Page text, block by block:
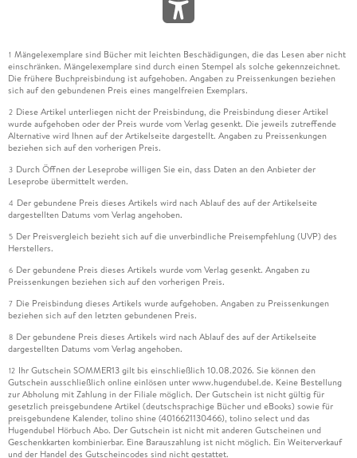
1 Mängelexemplare sind Bücher mit leichten Beschädigungen, die das Lesen aber nicht
einschränken. Mängelexemplare sind durch einen Stempel als solche gekennzeichnet.
Die frühere Buchpreisbindung ist aufgehoben. Angaben zu Preissenkungen beziehen
sich auf den gebundenen Preis eines mangelfreien Exemplars.
2 Diese Artikel unterliegen nicht der Preisbindung, die Preisbindung dieser Artikel
wurde aufgehoben oder der Preis wurde vom Verlag gesenkt. Die jeweils zutreffende
Alternative wird Ihnen auf der Artikelseite dargestellt. Angaben zu Preissenkungen
beziehen sich auf den vorherigen Preis.
3 Durch Öffnen der Leseprobe willigen Sie ein, dass Daten an den Anbieter der
Leseprobe übermittelt werden.
4 Der gebundene Preis dieses Artikels wird nach Ablauf des auf der Artikelseite
dargestellten Datums vom Verlag angehoben.
5 Der Preisvergleich bezieht sich auf die unverbindliche Preisempfehlung (UVP) des
Herstellers.
6 Der gebundene Preis dieses Artikels wurde vom Verlag gesenkt. Angaben zu
Preissenkungen beziehen sich auf den vorherigen Preis.
7 Die Preisbindung dieses Artikels wurde aufgehoben. Angaben zu Preissenkungen
beziehen sich auf den letzten gebundenen Preis.
8 Der gebundene Preis dieses Artikels wird nach Ablauf des auf der Artikelseite
dargestellten Datums vom Verlag angehoben.
12 Ihr Gutschein SOMMER13 gilt bis einschließlich 10.08.2026. Sie können den
Gutschein ausschließlich online einlösen unter www.hugendubel.de. Keine Bestellung
zur Abholung mit Zahlung in der Filiale möglich. Der Gutschein ist nicht gültig für
gesetzlich preisgebundene Artikel (deutschsprachige Bücher und eBooks) sowie für
preisgebundene Kalender, tolino shine (4016621130466), tolino select und das
Hugendubel Hörbuch Abo. Der Gutschein ist nicht mit anderen Gutscheinen und
Geschenkkarten kombinierbar. Eine Barauszahlung ist nicht möglich. Ein Weiterverkauf
und der Handel des Gutscheincodes sind nicht gestattet.